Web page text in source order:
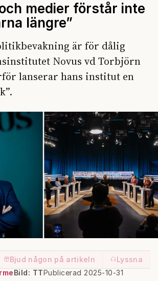
medier förstår inte
längre”
är för dålig
Novus vd Torbjörn
lanserar hans institut en
Bjud någon på artikeln
Lyssna
Publicerad 2025-10-31
Bild: TT